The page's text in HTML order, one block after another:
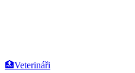
🏥Veterináři